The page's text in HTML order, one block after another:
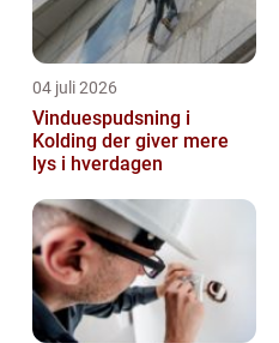
04 juli 2026
Vinduespudsning i
Kolding der giver mere
lys i hverdagen